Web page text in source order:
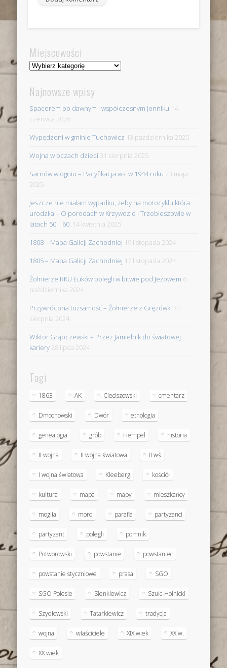
Miejscowości
Miejscowości
Najnowsze wpisy
Spacerem po dawnym i współczesnym Jonniku 14
czerwca 2026
Wypędzeni w gminie Tuchowicz 13 października 2025
Wojna w oczach dzieci 31 sierpnia 2025
Sarnów w ogniu – Pacyfikacja wsi w 1944 roku 23 maja
2025
Jeszcze nie miałam wypadku, żeby na motocyklu która
urodziła – O porodach w Krzywdzie i Trzebieszowie w
latach 50. i 60. 14 kwietnia 2025
1808 – Mapa Galicji Zachodniej 19 listopada 2024
1805 – Mapa Galicji Zachodniej 17 listopada 2024
Żołnierze RKU Łuków polegli w bitwie pod Jeżowem 6
października 2024
Przywrócona tożsamość – Żołnierze z Gręzówki 31
sierpnia 2024
Wiktor Grąbczewski – Przez Jamielnik do światowej
kariery 28 lipca 2024
Tagi
1863 AK Cieciszowski cmentarz
Dmochowski Dwór etnologia
genealogia grób Hempel historia
II wojna II wojna światowa II wś
I wojna światowa Kleeberg kościół
kultura mapa mapy mieszkańcy
mogiła mord parafia partyzanci
partyzant polegli pomnik
Potworowski powstanie powstaniec
powstanie styczniowe prasa SGO
SGO Polesie Sienkiewicz Szulc-Holnicki
Szydłowski Tatarkiewicz tradycja
wojna właściciele XIX wiek XX w.
XX wiek